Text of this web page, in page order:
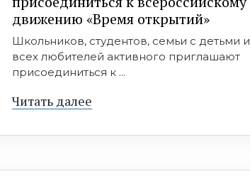
движению «Время открытий»
Школьников, студентов, семьи с детьми и
всех любителей активного приглашают
присоединиться к ...
Читать далее